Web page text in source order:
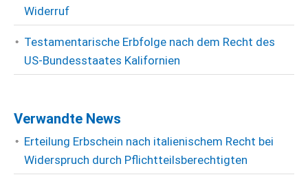
Widerruf
Testamentarische Erbfolge nach dem Recht des
US-Bundesstaates Kalifornien
Verwandte News
Erteilung Erbschein nach italienischem Recht bei
Widerspruch durch Pflichtteilsberechtigten